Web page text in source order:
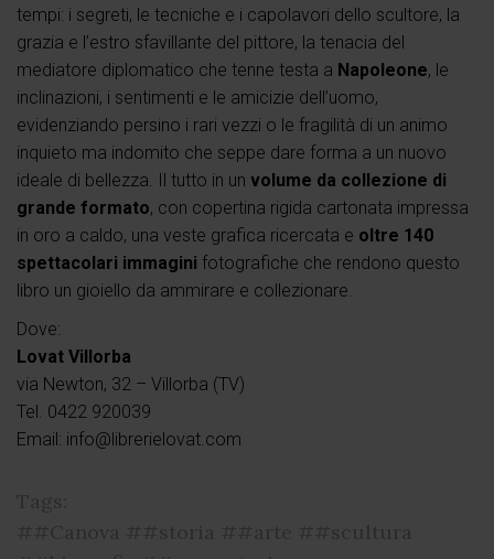
tempi: i segreti, le tecniche e i capolavori dello scultore, la
grazia e l’estro sfavillante del pittore, la tenacia del
mediatore diplomatico che tenne testa a Napoleone, le
inclinazioni, i sentimenti e le amicizie dell’uomo,
evidenziando persino i rari vezzi o le fragilità di un animo
inquieto ma indomito che seppe dare forma a un nuovo
ideale di bellezza. Il tutto in un volume da collezione di
grande formato, con copertina rigida cartonata impressa
in oro a caldo, una veste grafica ricercata e oltre 140
spettacolari immagini fotografiche che rendono questo
libro un gioiello da ammirare e collezionare.
Dove:
Lovat Villorba
via Newton, 32 – Villorba (TV)
Tel. 0422 920039
Email: info@librerielovat.com